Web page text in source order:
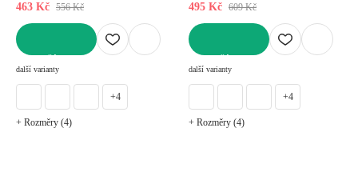
463 Kč 556 Kč
další varianty
+4
+ Rozměry (4)
495 Kč 609 Kč
další varianty
+4
+ Rozměry (4)